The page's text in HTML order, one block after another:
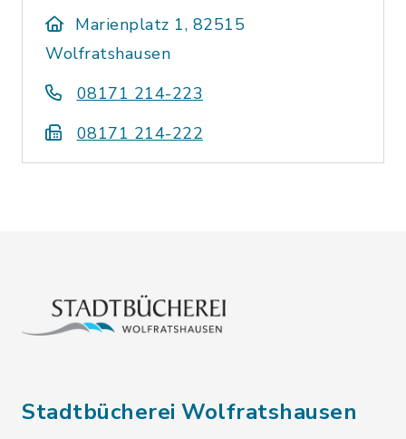
Marienplatz 1, 82515
Wolfratshausen
08171 214-223
08171 214-222
Stadtbücherei Wolfratshausen